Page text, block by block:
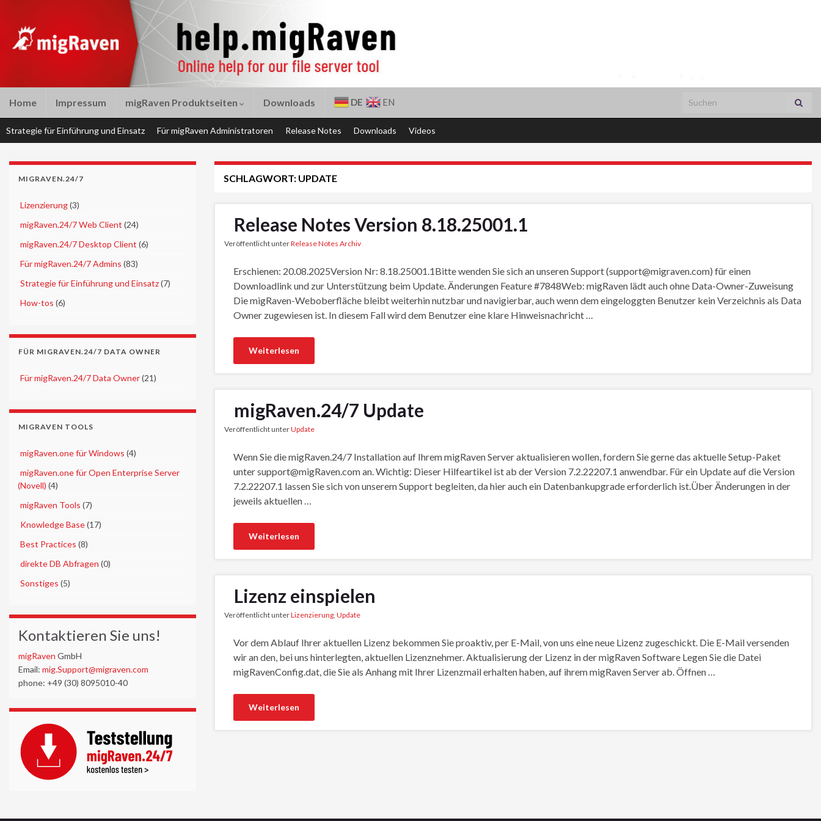
Home Impressum migRaven Produktseiten Downloads Search for:
DE EN
Strategie für Einführung und Einsatz Für migRaven Administratoren Release Notes Downloads Videos
MIGRAVEN.24/7
Lizenzierung(3)
migRaven.24/7 Web Client (24)
migRaven.24/7 Desktop Client (6)
Für migRaven.24/7 Admins (83)
Strategie für Einführung und Einsatz(7)
How-tos (6)
FÜR MIGRAVEN.24/7 DATA OWNER
Für migRaven.24/7 Data Owner(21)
MIGRAVEN TOOLS
migRaven.one für Windows (4)
migRaven.one für Open Enterprise Server
(Novell) (4)
migRaven Tools (7)
Knowledge Base(17)
Best Practices (8)
direkte DB Abfragen (0)
Sonstiges (5)
Kontaktieren Sie uns!
migRaven GmbH
Email: mig.Support@migraven.com
phone: +49 (30) 8095010-40
SCHLAGWORT: UPDATE
Release Notes Version 8.18.25001.1
Veröffentlicht unterRelease Notes Archiv
Erschienen: 20.08.2025Version Nr: 8.18.25001.1Bitte wenden Sie sich an unseren Support (support@migraven.com) für einen
Downloadlink und zur Unterstützung beim Update. Änderungen Feature #7848Web: migRaven lädt auch ohne Data-Owner-Zuweisung
Die migRaven-Weboberfläche bleibt weiterhin nutzbar und navigierbar, auch wenn dem eingeloggten Benutzer kein Verzeichnis als Data
Owner zugewiesen ist. In diesem Fall wird dem Benutzer eine klare Hinweisnachricht …
Weiterlesen
migRaven.24/7 Update
Veröffentlicht unterUpdate
Wenn Sie die migRaven.24/7 Installation auf Ihrem migRaven Server aktualisieren wollen, fordern Sie gerne das aktuelle Setup-Paket
unter support@migRaven.com an. Wichtig: Dieser Hilfeartikel ist ab der Version 7.2.22207.1 anwendbar. Für ein Update auf die Version
7.2.22207.1 lassen Sie sich von unserem Support begleiten, da hier auch ein Datenbankupgrade erforderlich ist.Über Änderungen in der
jeweils aktuellen …
Weiterlesen
Lizenz einspielen
Veröffentlicht unterLizenzierung Update
Vor dem Ablauf Ihrer aktuellen Lizenz bekommen Sie proaktiv, per E-Mail, von uns eine neue Lizenz zugeschickt. Die E-Mail versenden
wir an den, bei uns hinterlegten, aktuellen Lizenznehmer. Aktualisierung der Lizenz in der migRaven Software Legen Sie die Datei
migRavenConfig.dat, die Sie als Anhang mit Ihrer Lizenzmail erhalten haben, auf ihrem migRaven Server ab. Öffnen …
Weiterlesen